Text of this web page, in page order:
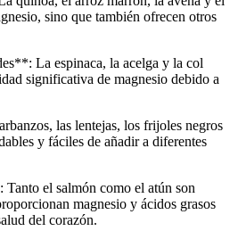
sino que también ofrecen otros
La espinaca, la acelga y la col
significativa de magnesio debido a
las lentejas, los frijoles negros
y fáciles de añadir a diferentes
el salmón como el atún son
magnesio y ácidos grasos
del corazón.